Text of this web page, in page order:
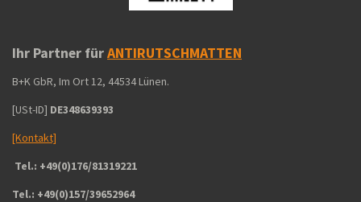
Ihr Partner fürANTIRUTSCHMATTEN
B+K GbR, Im Ort 12, 44534 Lünen.
[USt-ID] DE348639393
[Kontakt]
Tel.: +49(0)176/81319221
Tel.: +49(0)157/39652964